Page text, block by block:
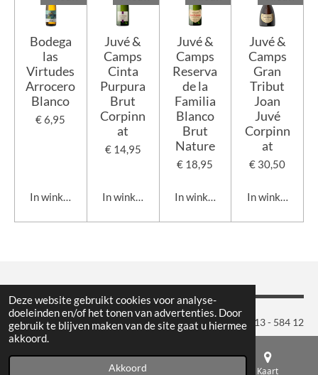
Deze website gebruikt cookies voor analyse-
doeleinden en/of het tonen van advertenties. Door
gebruik te blijven maken van de site gaat u hiermee
akkoord.
Akkoord
Bodega
las
Virtudes
Arrocero
Blanco
€ 6,95
In winkelwagen
Juvé &
Camps
Cinta
Purpura
Brut
Corpinn
at
€ 14,95
In winkelwagen
Juvé &
Camps
Reserva
de la
Familia
Blanco
Brut
Nature
€ 18,95
In winkelwagen
Juvé &
Camps
Gran
Tribut
Joan
Juvé
Corpinn
at
€ 30,50
In
Maison du Vin | Geminiweg 9 | 5015 BP Tilburg | Tel.: 013 - 584 12
10 | Openingstijden: dinsdag t/m vrijdag 10:00 - 18:00 uur
& zaterdag 10:00 - 17:00 uur
Telefoonnummer Kaart